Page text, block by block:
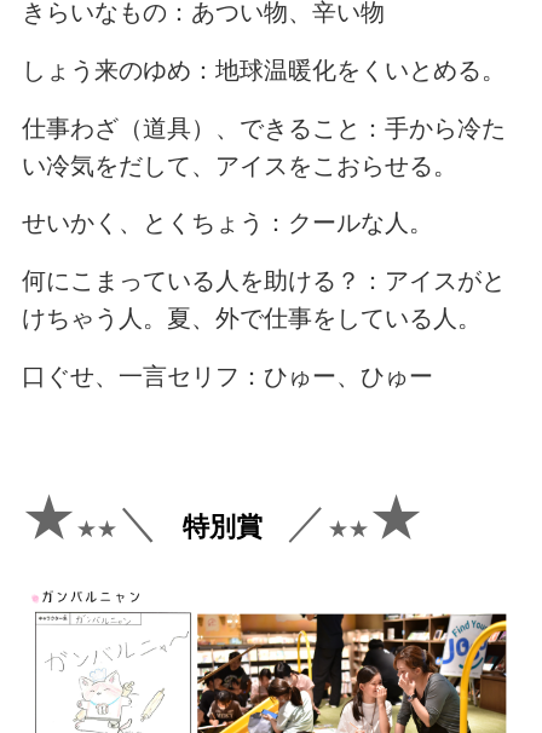
きらいなもの：あつい物、辛い物
しょう来のゆめ：地球温暖化をくいとめる。
仕事わざ（道具）、できること：手から冷た
い冷気をだして、アイスをこおらせる。
せいかく、とくちょう：クールな人。
何にこまっている人を助ける？：アイスがと
けちゃう人。夏、外で仕事をしている人。
口ぐせ、一言セリフ：ひゅー、ひゅー
★ ★★ ＼ 特別賞 ／ ★★ ★